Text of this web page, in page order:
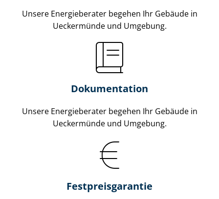
Unsere Energieberater begehen Ihr Gebäude in
Ueckermünde und Umgebung.
Dokumentation
Unsere Energieberater begehen Ihr Gebäude in
Ueckermünde und Umgebung.
Fest­preis­ga­ran­tie